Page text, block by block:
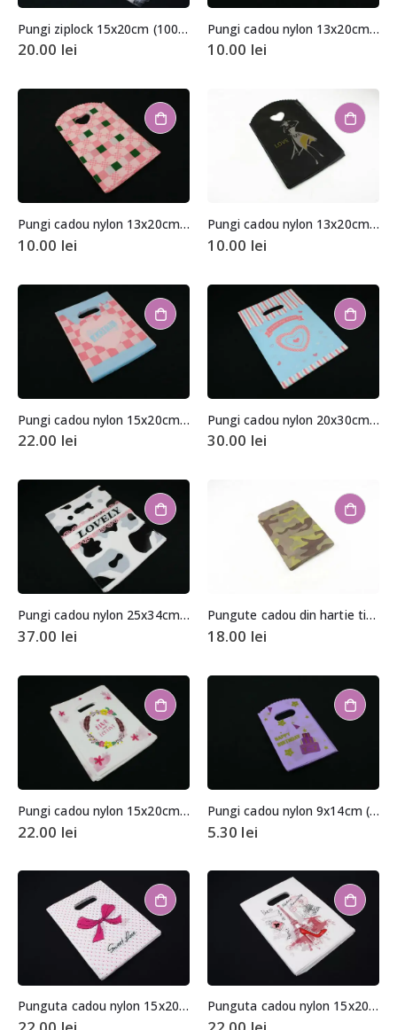
Pungi ziplock 15x20cm (100 buc.)
20.00 lei
Pungi cadou nylon 13x20cm (aprox. 50 buc. +/- 2 buc.)
10.00 lei
Pungi cadou nylon 13x20cm (aprox. 50 buc. +/- 2 buc.)
10.00 lei
Pungi cadou nylon 13x20cm (aprox. 50 buc. +/- 2 buc.)
10.00 lei
Pungi cadou nylon 15x20cm (aprox. 100 buc. +/- 2 buc.)
22.00 lei
Pungi cadou nylon 20x30cm (aprox. 100 buc. +/- 2 buc.)
30.00 lei
Pungi cadou nylon 25x34cm (aprox. 100 buc. +/- 2 buc.)
37.00 lei
Pungute cadou din hartie tip plic 9,5x13cm (aprox. 100 buc. +/- 2 buc.)
18.00 lei
Pungi cadou nylon 15x20cm (aprox. 100 buc. +/- 2 buc.)
22.00 lei
Pungi cadou nylon 9x14cm (aprox. 50 buc. +/- 2 buc.)
5.30 lei
Punguta cadou nylon 15x20cm (aprox. 100 buc. +/- 2 buc.) Punguta cadou nylon 15x20cm (aprox. 100 buc. +/- 2 buc.)